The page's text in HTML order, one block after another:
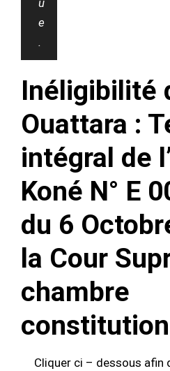
e
.
Inéligibilité
Ouattara :
intégral de
Koné N° E
du 6
la Cour
chambre
Cliquer ci – dessous afin